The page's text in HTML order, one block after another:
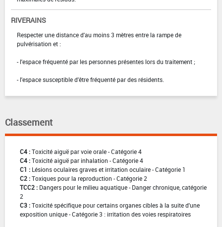
RIVERAINS
Respecter une distance d'au moins 3 mètres entre la rampe de
pulvérisation et :
- l'espace fréquenté par les personnes présentes lors du traitement ;
- l'espace susceptible d'être fréquenté par des résidents.
Classement
C4 :Toxicité aiguë par voie orale - Catégorie 4
C4 :Toxicité aiguë par inhalation - Catégorie 4
C1 : Lésions oculaires graves et irritation oculaire - Catégorie 1
C2 :Toxiques pour la reproduction - Catégorie 2
TCC2 : Dangers pour le milieu aquatique - Danger chronique, catégorie
2
C3 :Toxicité spécifique pour certains organes cibles à la suite d'une
exposition unique - Catégorie 3 : irritation des voies respiratoires